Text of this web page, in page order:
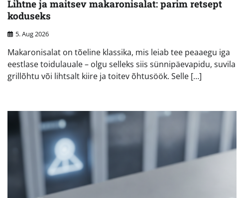
Lihtne ja maitsev makaronisalat: parim retsept
koduseks
5. Aug 2026
Makaronisalat on tõeline klassika, mis leiab tee peaaegu iga
eestlase toidulauale – olgu selleks siis sünnipäevapidu, suvila
grillõhtu või lihtsalt kiire ja toitev õhtusöök. Selle […]